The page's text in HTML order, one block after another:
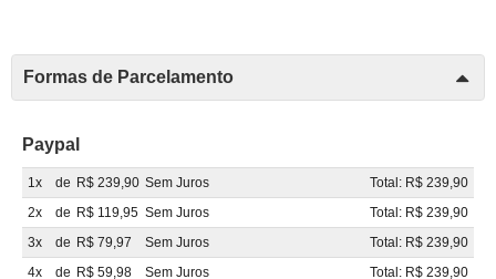
Formas de Parcelamento
Paypal
1x de R$ 239,90 Sem Juros
Total: R$ 239,90
2x
de R$ 119,95 Sem Juros
Total: R$ 239,90
3x
de R$ 79,97 Sem Juros
Total: R$ 239,90
4x
de R$ 59,98 Sem Juros
Total: R$ 239,90